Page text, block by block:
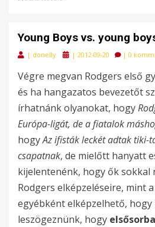
Young Boys vs. young
| donelly
Posted
| 2012-09-20 | 0
Végre megvan Rodgers első
és ha hangazatos bevezetőt
írhatnánk olyanokat, hogy
Európa-ligát, de a fiatalok
hogyAz ifisták leckét adtak tiki-
csapatnak, de mielőtt hanyatt
kijelentenénk, hogy ők
Rodgers elképzeléseire, mint
egyébként elképzelhető, hogy
leszögeznünk, hogy